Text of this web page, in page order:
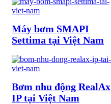
Máy bơm SMAPI
Settima tại Việt Nam
Bơm nhu động RealAx
IP tại Việt Nam